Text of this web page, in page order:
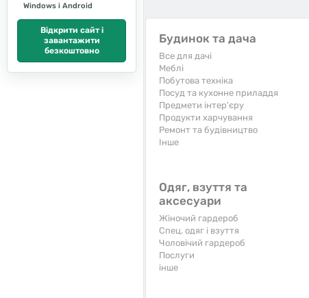
Windows і Android
Відкрити сайт і
завантажити
безкоштовно
Будинок та дача
Все для дачі
Меблі
Побутова техніка
Посуд та кухонне приладдя
Предмети інтер'єру
Продукти харчування
Ремонт та будівництво
Iнше
Одяг, взуття та
аксесуари
Жіночий гардероб
Спец. одяг і взуття
Чоловічий гардероб
Послуги
інше